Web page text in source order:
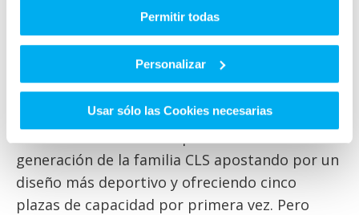
Permitir todas
Personalizar
Usar sólo las Cookies necesarias
nuevo AMG E43, el más potente dentro de su
Clase E, con un motor de gasolina con seis
cilindros en uve que dan 401 caballos. Además,
es más preciso y ágil que un Clase E ‘normal’ y
más inmediato a las solicitudes del conductor.
generación de la familia CLS apostando por un
diseño más deportivo y ofreciendo cinco
plazas de capacidad por primera vez. Pero